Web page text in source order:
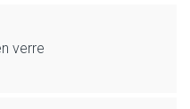
verre